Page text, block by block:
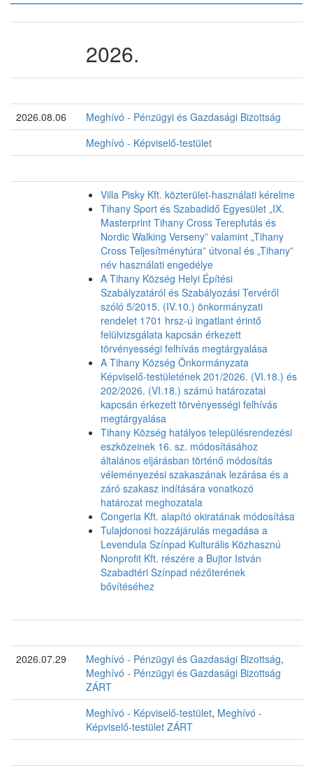
2026.
2026.08.06
Meghívó - Pénzügyi és Gazdasági Bizottság
Meghívó - Képviselő-testület
Villa Pisky Kft. közterület-használati kérelme
Tihany Sport és Szabadidő Egyesület „IX.
Masterprint Tihany Cross Terepfutás és
Nordic Walking Verseny” valamint „Tihany
Cross Teljesítménytúra” útvonal és „Tihany”
név használati engedélye
A Tihany Község Helyi Építési
Szabályzatáról és Szabályozási Tervéről
szóló 5/2015. (IV.10.) önkormányzati
rendelet 1701 hrsz-ú ingatlant érintő
felülvizsgálata kapcsán érkezett
törvényességi felhívás megtárgyalása
A Tihany Község Önkormányzata
Képviselő-testületének 201/2026. (VI.18.) és
202/2026. (VI.18.) számú határozatai
kapcsán érkezett törvényességi felhívás
megtárgyalása
Tihany Község hatályos településrendezési
eszközeinek 16. sz. módosításához
általános eljárásban történő módosítás
véleményezési szakaszának lezárása és a
záró szakasz indítására vonatkozó
határozat meghozatala
Congeria Kft. alapító okiratának módosítása
Tulajdonosi hozzájárulás megadása a
Levendula Színpad Kulturális Közhasznú
Nonprofit Kft. részére a Bujtor István
Szabadtéri Színpad nézőterének
bővítéséhez
2026.07.29 Meghívó - Pénzügyi és Gazdasági Bizottság,
Meghívó - Pénzügyi és Gazdasági Bizottság
ZÁRT
Meghívó - Képviselő-testület, Meghívó -
Képviselő-testület ZÁRT